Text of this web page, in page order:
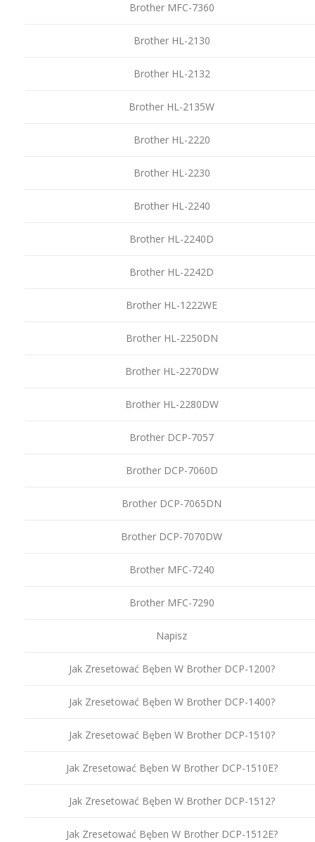
Brother MFC-7360
Brother HL-2130
Brother HL-2132
Brother HL-2135W
Brother HL-2220
Brother HL-2230
Brother HL-2240
Brother HL-2240D
Brother HL-2242D
Brother HL-1222WE
Brother HL-2250DN
Brother HL-2270DW
Brother HL-2280DW
Brother DCP-7057
Brother DCP-7060D
Brother DCP-7065DN
Brother DCP-7070DW
Brother MFC-7240
Brother MFC-7290
Napisz
Jak Zresetować Bęben W Brother DCP-1200?
Jak Zresetować Bęben W Brother DCP-1400?
Jak Zresetować Bęben W Brother DCP-1510?
Jak Zresetować Bęben W Brother DCP-1510E?
Jak Zresetować Bęben W Brother DCP-1512?
Jak Zresetować Bęben W Brother DCP-1512E?